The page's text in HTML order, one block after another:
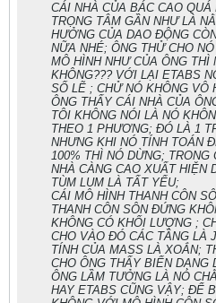
CÁI NHÀ CỦA BÁC CAO
TRỌNG TÂM GẦN NHƯ LÀ
HƯỞNG CỦA DAO ĐỘNG
NỮA NHÉ; ÔNG THỬ CHO
MÔ HÌNH NHƯ CỦA ÔNG
KHÔNG??? VỚI LẠI ETABS
SỐ LẼ ; CHỬ NÓ KHÔNG VÔ
ÔNG THẤY CÁI NHÀ CỦA
TÔI KHÔNG NÓI LÀ NÓ
THEO 1 PHƯƠNG; ĐÓ LÀ 1
NHƯNG KHI NÓ TÍNH TOÁN
100% THÌ NÓ DỪNG;
NHÀ CÀNG CAO XUẤT HIỆN
TÙM LUM LÀ TẤT YẾU;
CÁI MÔ HÌNH THANH CÔN
THANH CÔN SÔN ĐỨNG
KHÔNG CÓ KHỐI LƯỢNG ;
CHO VÀO ĐÓ CÁC TẦNG LÀ
TÍNH CỦA MASS LÀ XOẮN;
CHO ÔNG THẤY BIẾN DẠNG
ÔNG LẦM TƯỞNG LÀ NÓ
HAY ETABS CŨNG VẬY; ĐỂ